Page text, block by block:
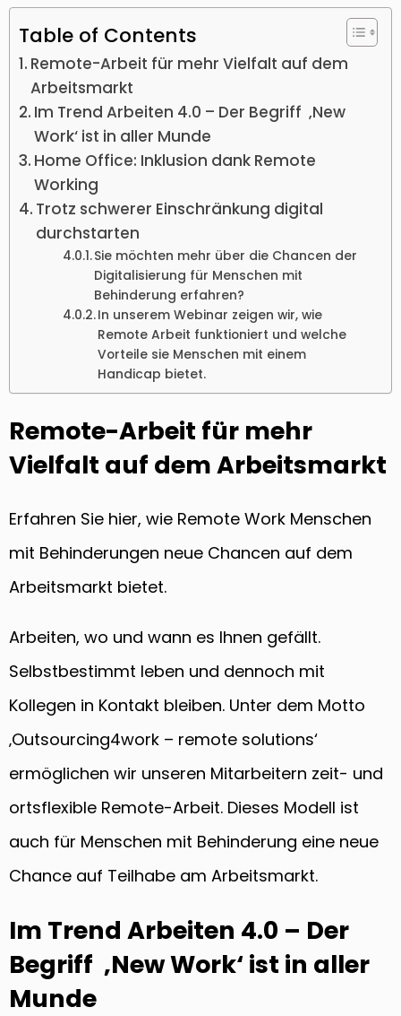
Table of Contents
Remote-Arbeit für mehr Vielfalt auf dem
Arbeitsmarkt
Im Trend Arbeiten 4.0 – Der Begriff ‚New
Work‘ ist in aller Munde
Home Office: Inklusion dank Remote
Working
Trotz schwerer Einschränkung digital
durchstarten
Sie möchten mehr über die Chancen der
Digitalisierung für Menschen mit
Behinderung erfahren?
In unserem Webinar zeigen wir, wie
Remote Arbeit funktioniert und welche
Vorteile sie Menschen mit einem
Handicap bietet.
Remote-Arbeit für mehr
Vielfalt auf dem Arbeitsmarkt
Erfahren Sie hier, wie Remote Work Menschen
mit Behinderungen neue Chancen auf dem
Arbeitsmarkt bietet.
Arbeiten, wo und wann es Ihnen gefällt.
Selbstbestimmt leben und dennoch mit
Kollegen in Kontakt bleiben. Unter dem Motto
‚Outsourcing4work – remote solutions‘
ermöglichen wir unseren Mitarbeitern zeit- und
ortsflexible Remote-Arbeit. Dieses Modell ist
auch für Menschen mit Behinderung eine neue
Chance auf Teilhabe am Arbeitsmarkt.
Im Trend Arbeiten 4.0 – Der
Begriff ‚New Work‘ ist in aller
Munde